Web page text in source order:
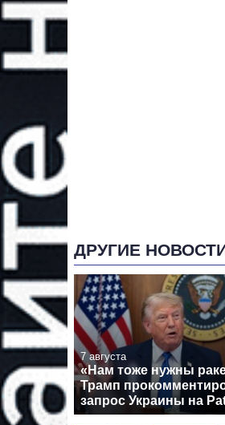
ДРУГИЕ
7 августа
«Нам тоже нужны
Трамп
запрос Украины на